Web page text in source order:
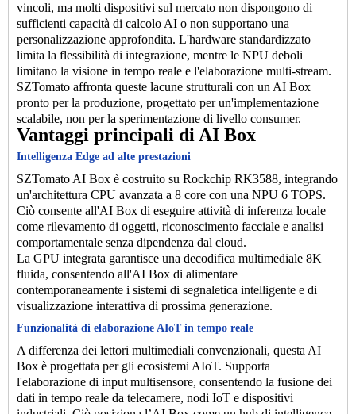
vincoli, ma molti dispositivi sul mercato non dispongono di
sufficienti capacità di calcolo AI o non supportano una
personalizzazione approfondita. L'hardware standardizzato
limita la flessibilità di integrazione, mentre le NPU deboli
limitano la visione in tempo reale e l'elaborazione multi-stream.
SZTomato affronta queste lacune strutturali con un AI Box
pronto per la produzione, progettato per un'implementazione
scalabile, non per la sperimentazione di livello consumer.
Vantaggi principali di AI Box
Intelligenza Edge ad alte prestazioni
SZTomato AI Box è costruito su Rockchip RK3588, integrando
un'architettura CPU avanzata a 8 core con una NPU 6 TOPS.
Ciò consente all'AI Box di eseguire attività di inferenza locale
come rilevamento di oggetti, riconoscimento facciale e analisi
comportamentale senza dipendenza dal cloud.
La GPU integrata garantisce una decodifica multimediale 8K
fluida, consentendo all'AI Box di alimentare
contemporaneamente i sistemi di segnaletica intelligente e di
visualizzazione interattiva di prossima generazione.
Funzionalità di elaborazione AIoT in tempo reale
A differenza dei lettori multimediali convenzionali, questa AI
Box è progettata per gli ecosistemi AIoT. Supporta
l'elaborazione di input multisensore, consentendo la fusione dei
dati in tempo reale da telecamere, nodi IoT e dispositivi